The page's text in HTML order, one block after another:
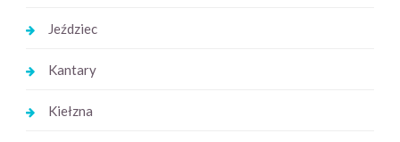
Jeździec
Kantary
Kiełzna